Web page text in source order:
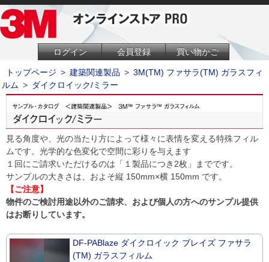
ログイン 会員登録 買い物かご
トップページ > 建築関連製品 > 3M(TM) ファサラ(TM) ガラスフィ
ルム > ダイクロイック/ミラー
見る角度や、光の当たり方によって様々に表情を変える特殊フィル
ムです。光学的な色変化で空間に彩りを与えます
１回にご請求いただけるのは「１製品につき2枚」までです。
サンプルの大きさは、およそ縦 150mm×横 150mm です。
【ご注意】
物件のご検討用途以外のご請求、および個人の方へのサンプル提供
はお断りしています。
DF-PABlaze ダイクロイック ブレイズ ファサラ
(TM) ガラスフィルム